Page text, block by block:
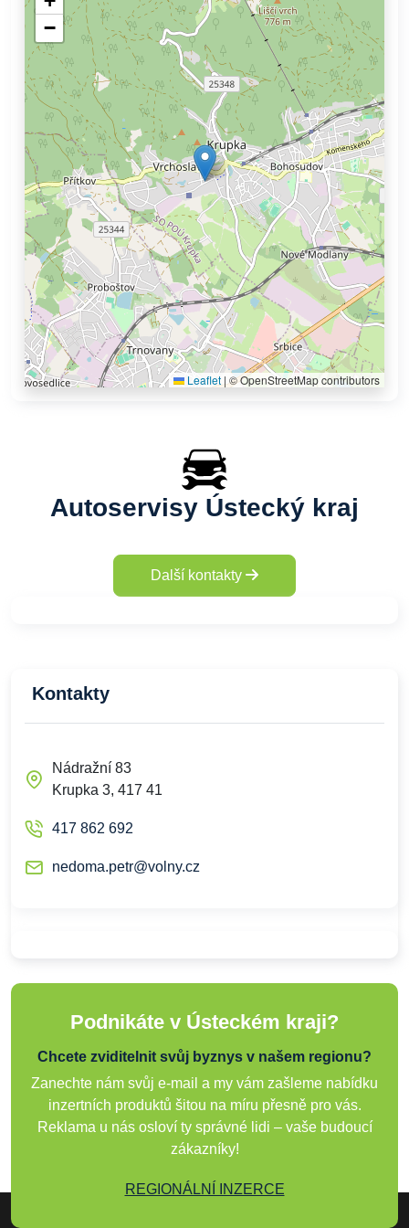
−
Leaflet | © OpenStreetMap contributors
Autoservisy Ústecký kraj
Další kontakty
Kontakty
Nádražní 83
Krupka 3, 417 41
417 862 692
nedoma.petr@volny.cz
Podnikáte v Ústeckém kraji?
Chcete zviditelnit svůj byznys v našem regionu?
Zanechte nám svůj e-mail a my vám zašleme nabídku
inzertních produktů šitou na míru přesně pro vás.
Reklama u nás osloví ty správné lidi – vaše budoucí
zákazníky!
REGIONÁLNÍ INZERCE